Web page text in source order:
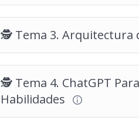
🕵️ Tema 3. Arquitectura
🕵️ Tema 4. ChatGPT
Habilidades